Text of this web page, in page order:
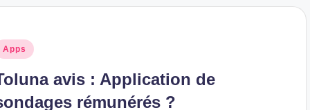
Apps
avis : Application de
rémunérés ?